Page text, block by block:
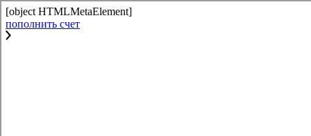
[object HTMLMetaElement]
пополнить счет